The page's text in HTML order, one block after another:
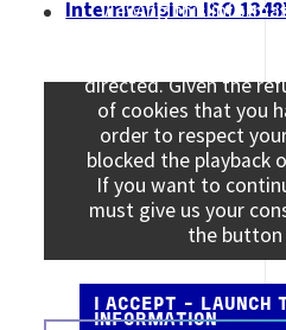
Internrevision ISO
Viewing this
directed. Given the
of cookies that you
order to respect
blocked the playback
If you want to
must give us your
the button
I ACCEPT - LAUNCH
INFORMATION